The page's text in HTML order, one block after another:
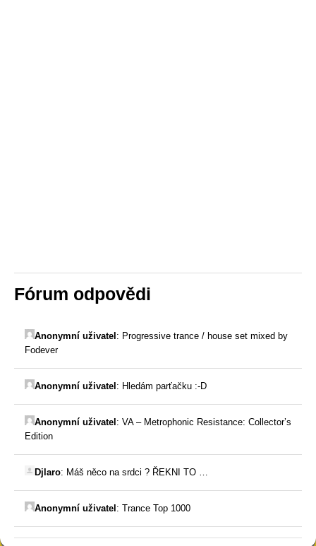
Fórum odpovědi
Anonymní uživatel : Progressive trance / house set mixed by
Fodever
Anonymní uživatel : Hledám parťačku :-D
Anonymní uživatel : VA – Metrophonic Resistance: Collector’s
Edition
Djlaro: Máš něco na srdci ? ŘEKNI TO …
Anonymní uživatel : Trance Top 1000